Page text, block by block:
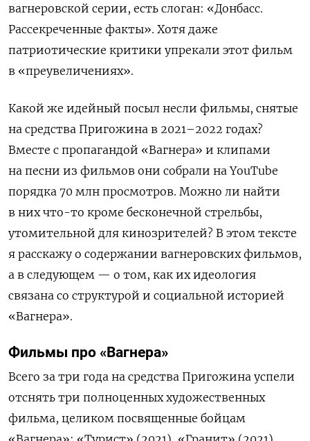
вагнеровской серии, есть слоган: «Донбасс.
Рассекреченные факты». Хотя даже
патриотические критики упрекали этот фильм
в «преувеличениях».
Какой же идейный посыл несли фильмы, снятые
на средства Пригожина в 2021–2022 годах?
Вместе с пропагандой «Вагнера» и клипами
на песни из фильмов они собрали на YouTube
порядка 70 млн просмотров. Можно ли найти
в них что-то кроме бесконечной стрельбы,
утомительной для кинозрителей? В этом тексте
я расскажу о содержании вагнеровских фильмов,
а в следующем — о том, как их идеология
связана со структурой и социальной историей
«Вагнера».
Фильмы про «Вагнера»
Всего за три года на средства Пригожина успели
отснять три полноценных художественных
фильма, целиком посвященные бойцам